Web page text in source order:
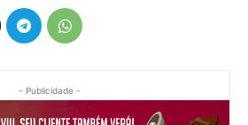
- Publicidade -